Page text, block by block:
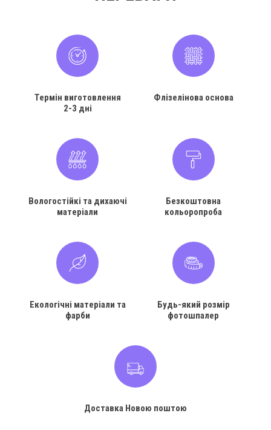
Термін виготовлення
2-3 дні
Флізелінова основа
Вологостійкі та дихаючі
матеріали
Безкоштовна
кольоропроба
Екологічні матеріали та
фарби
Будь-який розмір
фотошпалер
Доставка Новою поштою